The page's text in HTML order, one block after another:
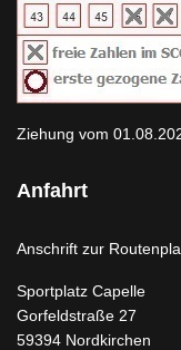
Ziehung vom
Anfahrt
Anschrift zur
Sportplatz Capelle
Gorfeldstraße 27
59394 Nordkirchen